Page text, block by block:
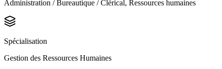
Administration / Bureautique / Clérical, Ressources humaines
Spécialisation
Gestion des Ressources Humaines